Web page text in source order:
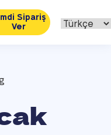
Sipariş
Ver